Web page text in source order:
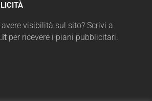
visibilità sul sito? Scrivi a
per ricevere i piani pubblicitari.